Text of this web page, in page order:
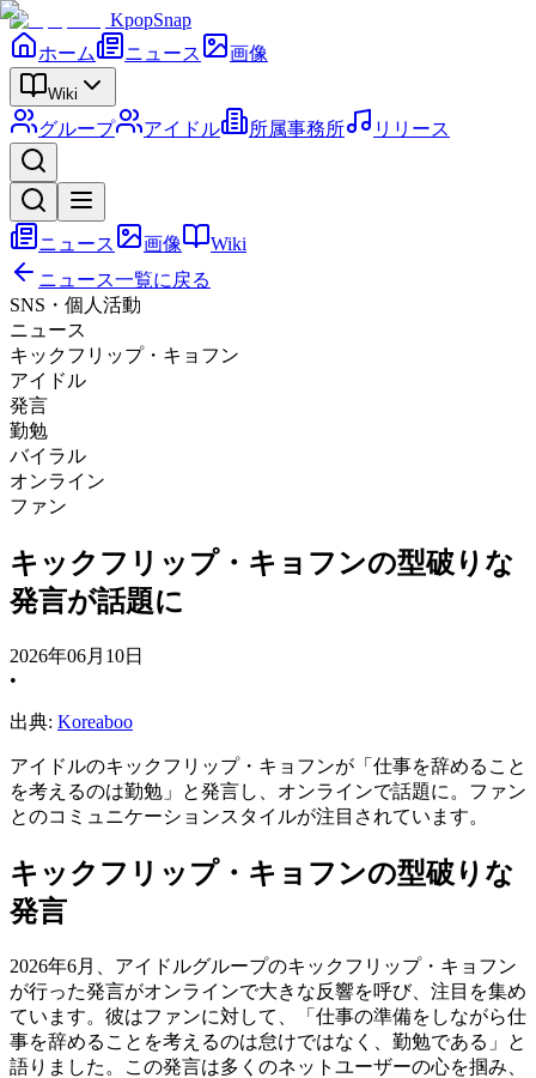
KpopSnap
ホーム
ニュース 画像
Wiki
グループ アイドル 所属事務所 リリース
ニュース 画像
Wiki
ニュース一覧に戻る
SNS・個人活動
ニュース
キックフリップ・キョフン
アイドル
発言
勤勉
バイラル
オンライン
ファン
キックフリップ・キョフンの型破りな
発言が話題に
2026年06月10日
•
出典: Koreaboo
アイドルのキックフリップ・キョフンが「仕事を辞めること
を考えるのは勤勉」と発言し、オンラインで話題に。ファン
とのコミュニケーションスタイルが注目されています。
キックフリップ・キョフンの型破りな
発言
2026年6月、アイドルグループのキックフリップ・キョフン
が行った発言がオンラインで大きな反響を呼び、注目を集め
ています。彼はファンに対して、「仕事の準備をしながら仕
事を辞めることを考えるのは怠けではなく、勤勉である」と
語りました。この発言は多くのネットユーザーの心を掴み、